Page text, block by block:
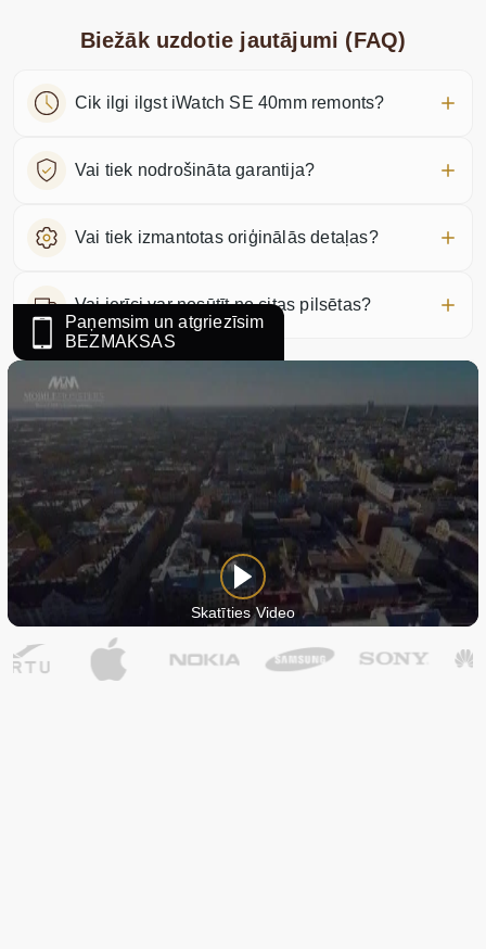
Biežāk uzdotie jautājumi (FAQ)
Cik ilgi ilgst iWatch SE 40mm remonts?
Vai tiek nodrošināta garantija?
Vai tiek izmantotas oriģinālās detaļas?
Vai ierīci var nosūtīt no citas pilsētas?
Paņemsim un atgriezīsim
BEZMAKSAS
Skatīties Video